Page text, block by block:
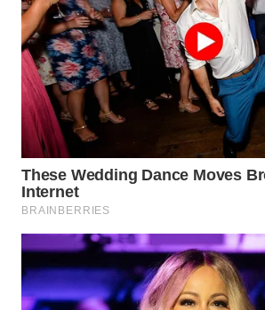
TIMUR
WN
SEMARANG
WN
SOLO
WN
BOROBUDUR
WN
MADURA